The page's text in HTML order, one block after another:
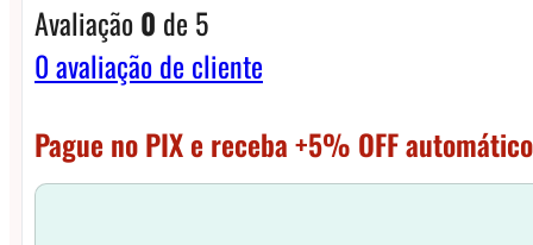
Avaliação0 de 5
0avaliação de cliente
Pague no PIX e receba +5% OFF